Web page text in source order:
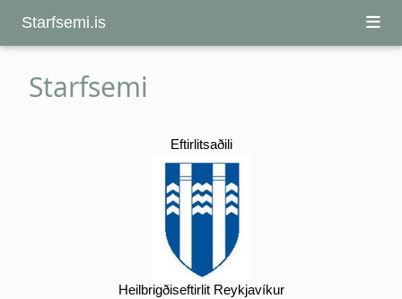
Starfsemi.is
Starfsemi
Eftirlitsaðili
Heilbrigðiseftirlit Reykjavíkur